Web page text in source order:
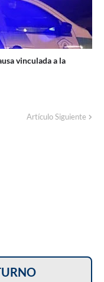
vinculada a la
Artículo Siguiente